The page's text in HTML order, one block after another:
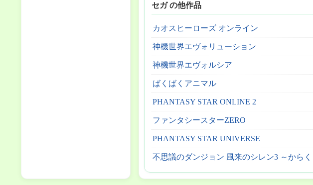
セガ の他作品
カオスヒーローズ オンライン
神機世界エヴォリューション
神機世界エヴォルシア
ばくばくアニマル
PHANTASY STAR ONLINE 2
ファンタシースターZERO
PHANTASY STAR UNIVERSE
不思議のダンジョン 風来のシレン3 ～から